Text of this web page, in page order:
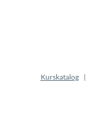
Kurskatalog